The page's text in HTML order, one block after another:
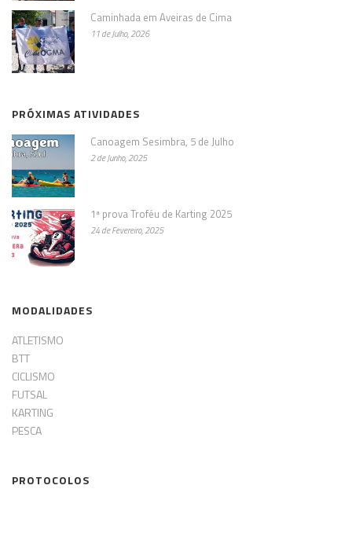
Caminhada em Aveiras de Cima
11 de Julho, 2026
PRÓXIMAS ATIVIDADES
Canoagem Sesimbra, 5 de Julho
2 de Junho, 2025
1ª prova Troféu de Karting 2025
24 de Fevereiro, 2025
MODALIDADES
ATLETISMO
BTT
CICLISMO
FUTSAL
KARTING
PESCA
PROTOCOLOS